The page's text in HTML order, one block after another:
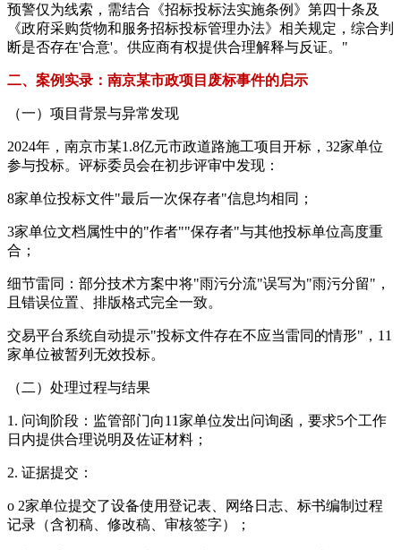
预警仅为线索，需结合《招标投标法实施条例》第四十条及
《政府采购货物和服务招标投标管理办法》相关规定，综合判
断是否存在'合意'。供应商有权提供合理解释与反证。"
二、案例实录：南京某市政项目废标事件的启示
（一）项目背景与异常发现
2024年，南京市某1.8亿元市政道路施工项目开标，32家单位
参与投标。评标委员会在初步评审中发现：
8家单位投标文件"最后一次保存者"信息均相同；
3家单位文档属性中的"作者""保存者"与其他投标单位高度重
合；
细节雷同：部分技术方案中将"雨污分流"误写为"雨污分留"，
且错误位置、排版格式完全一致。
交易平台系统自动提示"投标文件存在不应当雷同的情形"，11
家单位被暂列无效投标。
（二）处理过程与结果
1. 问询阶段：监管部门向11家单位发出问询函，要求5个工作
日内提供合理说明及佐证材料；
2. 证据提交：
o 2家单位提交了设备使用登记表、网络日志、标书编制过程
记录（含初稿、修改稿、审核签字）；